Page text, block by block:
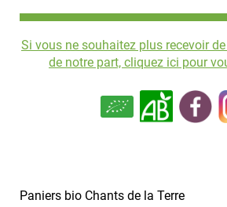
Si vous ne souhaitez plus recevoir
de notre part, cliquez ici pour
Paniers bio Chants de la Terre